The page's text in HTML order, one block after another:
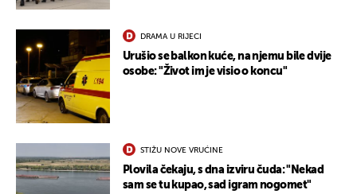
DRAMA U RIJECI
Urušio se balkon kuće, na njemu bile dvije
osobe: "Život im je visio o koncu"
STIŽU NOVE VRUĆINE
Plovila čekaju, s dna izviru čuda: "Nekad
sam se tu kupao, sad igram nogomet"